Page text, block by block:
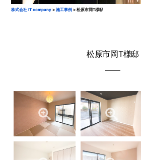
株式会社 IT company >施工事例 >松原市岡T様邸
松原市岡T様邸